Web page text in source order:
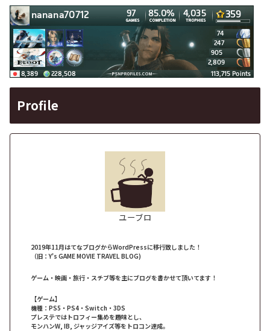
Profile
ユーブロ
2019年11月はてなブログからWordPressに移行致しました！
（旧：Y's GAME MOVIE TRAVEL BLOG)
ゲーム・映画・旅行・スチブ等を主にブログを書かせて頂いてます！
【ゲーム】
機種：PS5・PS4・Switch・3DS
プレステではトロフィー集めを趣味とし、
モンハンW, IB, ジャッジアイズ等をトロコン達成。